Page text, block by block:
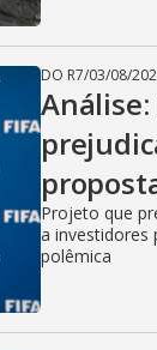
DO R7/03/08/
Projeto que
a investidores
polêmica